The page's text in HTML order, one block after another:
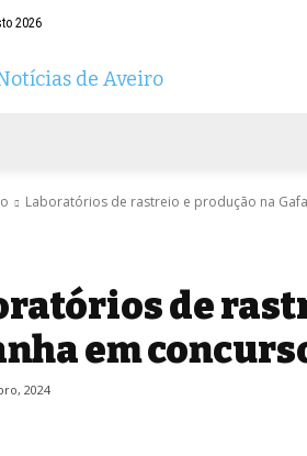
2026
Laboratórios de rastreio e produção na
de
em
2024